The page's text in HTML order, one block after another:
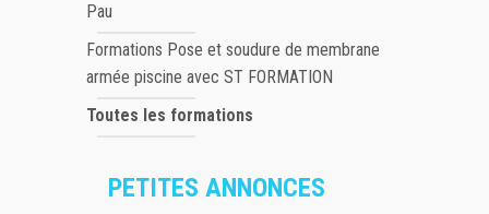
Pau
Formations Pose et soudure de membrane
armée piscine avec ST FORMATION
Toutes les formations
PETITES ANNONCES